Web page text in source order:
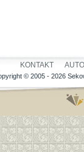
KONTAKT
© 2005 - 2026